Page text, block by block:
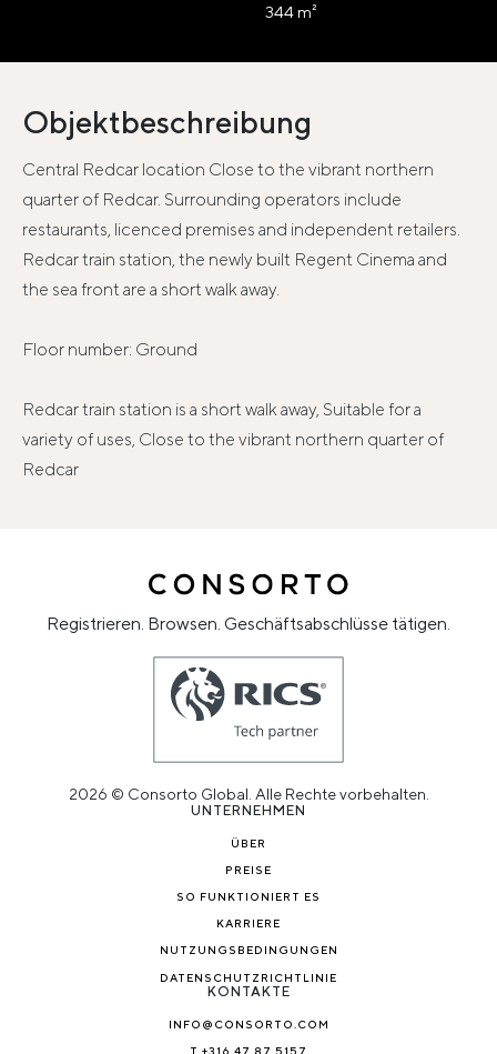
344 m²
Objektbeschreibung
Central Redcar location Close to the vibrant northern
quarter of Redcar. Surrounding operators include
restaurants, licenced premises and independent retailers.
Redcar train station, the newly built Regent Cinema and
the sea front are a short walk away.
Floor number: Ground
Redcar train station is a short walk away, Suitable for a
variety of uses, Close to the vibrant northern quarter of
Redcar
Registrieren. Browsen. Geschäftsabschlüsse tätigen.
2026 © Consorto Global. Alle Rechte vorbehalten.
UNTERNEHMEN
ÜBER
PREISE
SO FUNKTIONIERT ES
KARRIERE
NUTZUNGSBEDINGUNGEN
DATENSCHUTZRICHTLINIE
KONTAKTE
INFO@CONSORTO.COM
T +316 47 87 5157